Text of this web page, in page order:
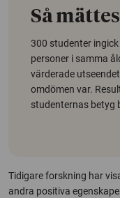
Så
300 studenter
personer i samma
värderade
omdömen var.
studenternas betyg
Tidigare forskning har
andra positiva